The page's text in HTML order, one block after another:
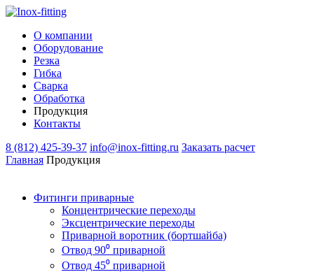
О компании
Оборудование
Резка
Гибка
Сварка
Обработка
Продукция
Контакты
8 (812) 425-39-37 info@inox-fitting.ru Заказать расчeт
Главная Продукция
Фитинги приварные
Концентрические переходы
Эксцентрические переходы
Приварной воротник (бортшайба)
Отвод 90⁰ приварной
Отвод 45⁰ приварной